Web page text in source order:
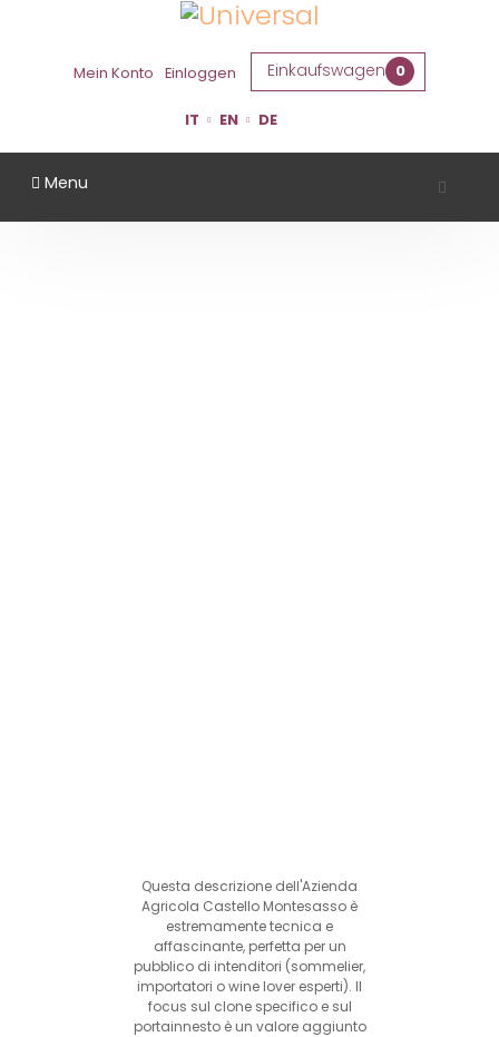
Mein Konto Einloggen Einkaufswagen 0
IT EN DE
Menu
Questa descrizione dell'Azienda
Agricola Castello Montesasso è
estremamente tecnica e
affascinante, perfetta per un
pubblico di intenditori (sommelier,
importatori o wine lover esperti). Il
focus sul clone specifico e sul
portainnesto è un valore aggiunto